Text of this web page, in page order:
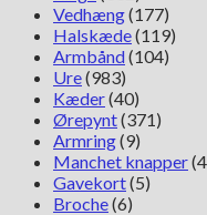
Vedhæng(177)
Halskæde(119)
Armbånd(104)
Ure(983)
Kæder(40)
Ørepynt(371)
Armring(9)
Manchet knapper
Gavekort(5)
Broche(6)